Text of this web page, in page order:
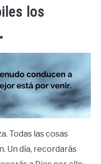
los
Todas las cosas
Un día, recordarás